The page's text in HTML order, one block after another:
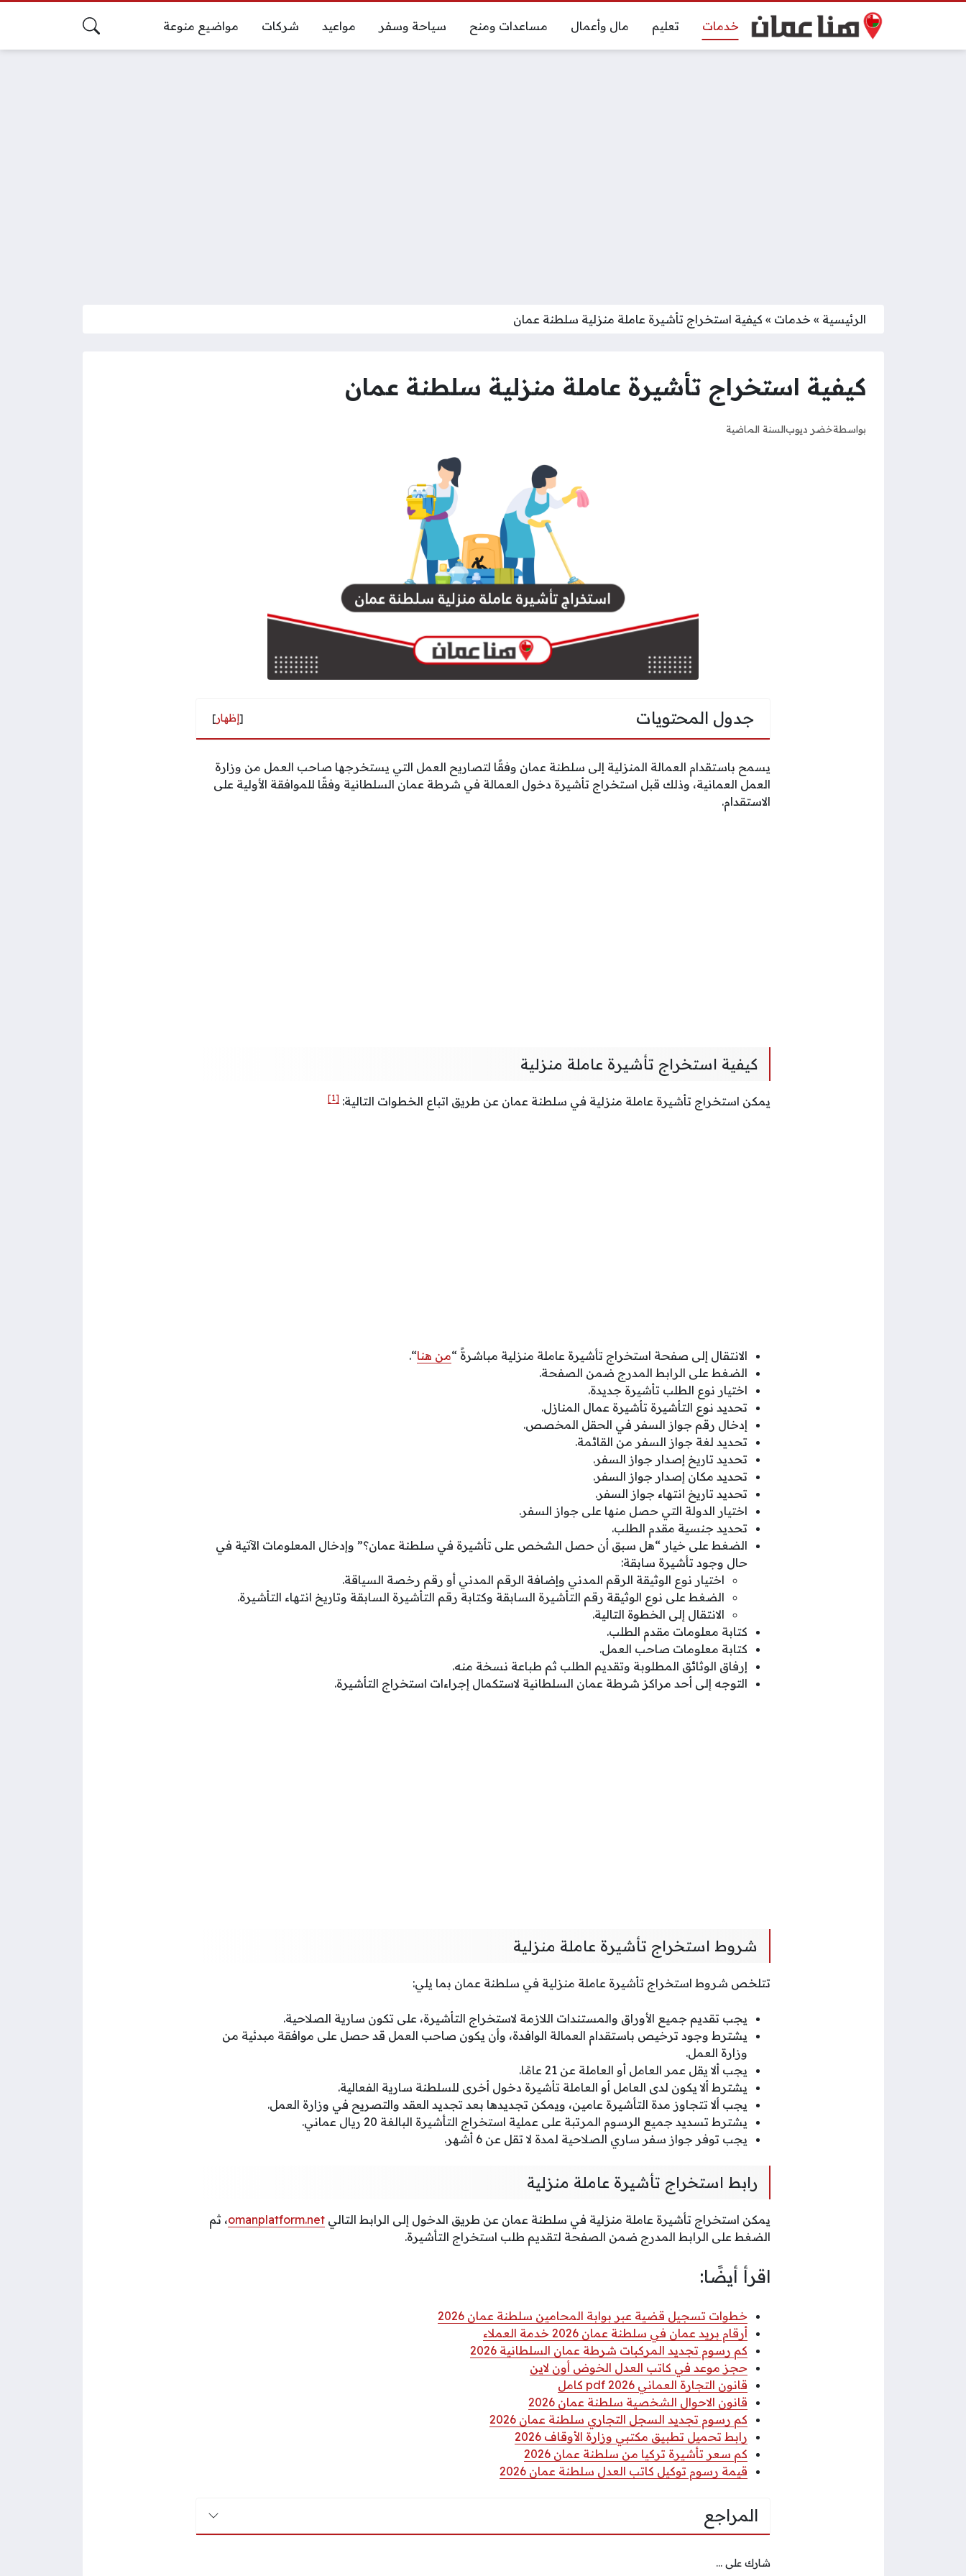
خدمات تعليم مال وأعمال مساعدات ومنح سياحة وسفر مواعيد شركات مواضيع منوعة
الرئيسية » خدمات » كيفية استخراج تأشيرة عاملة منزلية سلطنة عمان
كيفية استخراج تأشيرة عاملة منزلية سلطنة عمان
بواسطةخضر ديوبالسنة الماضية
جدول المحتويات [إظهار]
يسمح باستقدام العمالة المنزلية إلى سلطنة عمان وفقًا لتصاريح العمل التي يستخرجها صاحب العمل من وزارة
العمل العمانية، وذلك قبل استخراج تأشيرة دخول العمالة في شرطة عمان السلطانية وفقًا للموافقة الأولية على
الاستقدام.
كيفية استخراج تأشيرة عاملة منزلية
يمكن استخراج تأشيرة عاملة منزلية في سلطنة عمان عن طريق اتباع الخطوات التالية: [1]
الانتقال إلى صفحة استخراج تأشيرة عاملة منزلية مباشرةً “من هنا“.
الضغط على الرابط المدرج ضمن الصفحة.
اختيار نوع الطلب تأشيرة جديدة.
تحديد نوع التأشيرة تأشيرة عمال المنازل.
إدخال رقم جواز السفر في الحقل المخصص.
تحديد لغة جواز السفر من القائمة.
تحديد تاريخ إصدار جواز السفر.
تحديد مكان إصدار جواز السفر.
تحديد تاريخ انتهاء جواز السفر.
اختيار الدولة التي حصل منها على جواز السفر.
تحديد جنسية مقدم الطلب.
الضغط على خيار “هل سبق أن حصل الشخص على تأشيرة في سلطنة عمان؟” وإدخال المعلومات الآتية في
حال وجود تأشيرة سابقة:
اختيار نوع الوثيقة الرقم المدني وإضافة الرقم المدني أو رقم رخصة السياقة.
الضغط على نوع الوثيقة رقم التأشيرة السابقة وكتابة رقم التأشيرة السابقة وتاريخ انتهاء التأشيرة.
الانتقال إلى الخطوة التالية.
كتابة معلومات مقدم الطلب.
كتابة معلومات صاحب العمل.
إرفاق الوثائق المطلوبة وتقديم الطلب ثم طباعة نسخة منه.
التوجه إلى أحد مراكز شرطة عمان السلطانية لاستكمال إجراءات استخراج التأشيرة.
شروط استخراج تأشيرة عاملة منزلية
تتلخص شروط استخراج تأشيرة عاملة منزلية في سلطنة عمان بما يلي:
يجب تقديم جميع الأوراق والمستندات اللازمة لاستخراج التأشيرة، على تكون سارية الصلاحية.
يشترط وجود ترخيص باستقدام العمالة الوافدة، وأن يكون صاحب العمل قد حصل على موافقة مبدئية من
وزارة العمل.
يجب ألا يقل عمر العامل أو العاملة عن 21 عامًا.
يشترط ألا يكون لدى العامل أو العاملة تأشيرة دخول أخرى للسلطنة سارية الفعالية.
يجب ألا تتجاوز مدة التأشيرة عامين، ويمكن تجديدها بعد تجديد العقد والتصريح في وزارة العمل.
يشترط تسديد جميع الرسوم المرتبة على عملية استخراج التأشيرة البالغة 20 ريال عماني.
يجب توفر جواز سفر ساري الصلاحية لمدة لا تقل عن 6 أشهر.
رابط استخراج تأشيرة عاملة منزلية
يمكن استخراج تأشيرة عاملة منزلية في سلطنة عمان عن طريق الدخول إلى الرابط التالي omanplatform.net، ثم
الضغط على الرابط المدرج ضمن الصفحة لتقديم طلب استخراج التأشيرة.
اقرأ أيضًا:
خطوات تسجيل قضية عبر بوابة المحامين سلطنة عمان 2026
أرقام بريد عمان في سلطنة عمان 2026 خدمة العملاء
كم رسوم تجديد المركبات شرطة عمان السلطانية 2026
حجز موعد في كاتب العدل الخوض أون لاين
قانون التجارة العماني 2026 pdf كامل
قانون الاحوال الشخصية سلطنة عمان 2026
كم رسوم تجديد السجل التجاري سلطنة عمان 2026
رابط تحميل تطبيق مكتبي وزارة الأوقاف 2026
كم سعر تأشيرة تركيا من سلطنة عمان 2026
قيمة رسوم توكيل كاتب العدل سلطنة عمان 2026
المراجع
شارك على ...